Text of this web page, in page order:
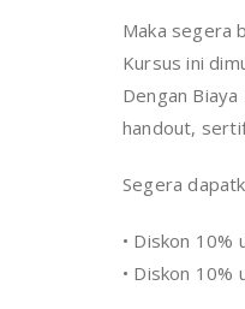
Maka segera
Kursus ini
Dengan
handout,
Segera
• Diskon
• Diskon 10%